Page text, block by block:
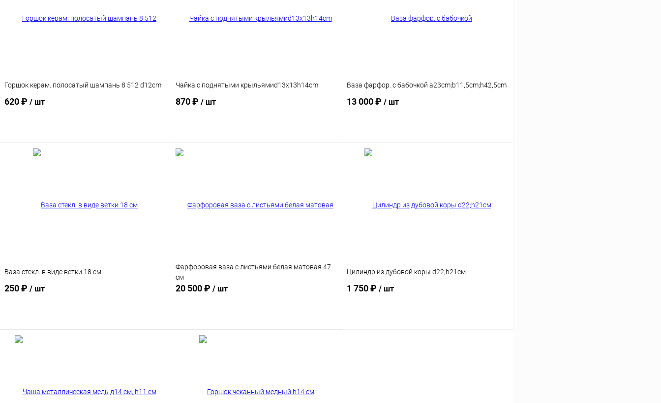
Горшок керам. полосатый шампань 8 512 d12cm
620 ₽ / шт
В корзину
Чайка с поднятыми крыльямиd13x13h14cm
870 ₽ / шт
В корзину
Ваза фарфор. с бабочкой a23cm;b11,5cm;h42,5cm
13 000 ₽ / шт
В корзину
Ваза стекл. в виде ветки 18 см
250 ₽ / шт
В корзину
Фарфоровая ваза с листьями белая матовая 47
см
20 500 ₽ / шт
В корзину
Цилиндр из дубовой коры d22;h21см
1 750 ₽ / шт